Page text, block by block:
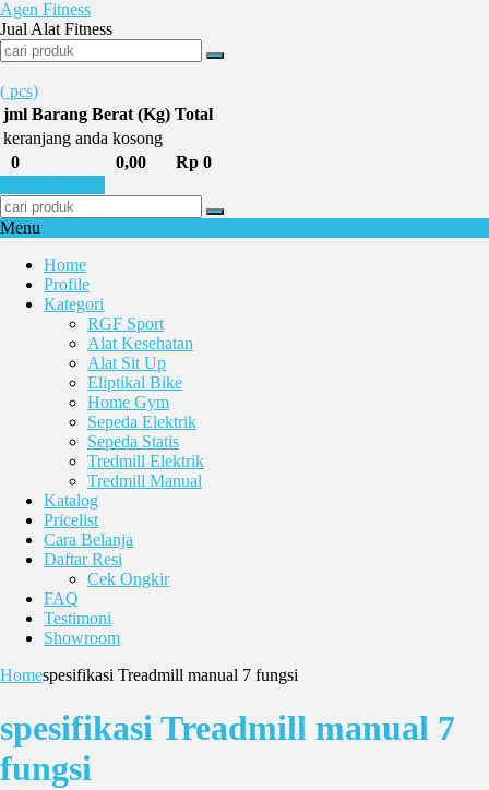
Agen Fitness
Jual Alat Fitness
( pcs)
jml Barang Berat (Kg) Total
keranjang anda kosong
0
0,00
Rp 0
Menu
Home
Profile
Kategori
RGF Sport
Alat Kesehatan
Alat Sit Up
Eliptikal Bike
Home Gym
Sepeda Elektrik
Sepeda Statis
Tredmill Elektrik
Tredmill Manual
Katalog
Pricelist
Cara Belanja
Daftar Resi
Cek Ongkir
FAQ
Testimoni
Showroom
Homespesifikasi Treadmill manual 7 fungsi
spesifikasi Treadmill manual 7
fungsi